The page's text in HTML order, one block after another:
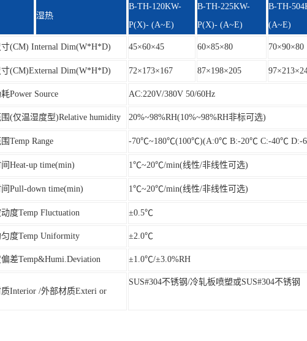
湿热
B-TH-120KW-
P(X)- (A~E)
B-TH-225KW-
P(X)- (A~E)
B-TH-
(A~E)
(CM) Internal Dim(W*H*D) 45×60×45 60×85×80 70×90×80
(CM)External Dim(W*H*D) 72×173×167 87×198×205
Power Source AC:220V/380V 50/60Hz
(仅温湿度型)Relative humidity 20%~98%RH(10%~98%RH非标可选)
Temp Range -70℃~180℃(100℃)(A:0℃ B:-20℃ C:-40℃ D:-
Heat-up time(min) 1℃~20℃/min(线性/非线性可选)
Pull-down time(min) 1℃~20℃/min(线性/非线性可选)
度Temp Fluctuation ±0.5℃
度Temp Uniformity ±2.0℃
差Temp&Humi.Deviation ±1.0℃/±3.0%RH
Interior /外部材质Exteri or
SUS#304不锈钢/冷轧板喷塑或SUS#304不锈钢